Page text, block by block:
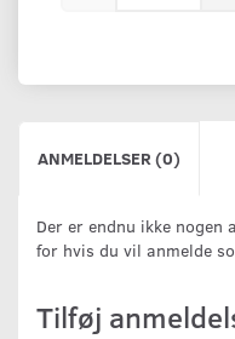
ANMELDELSER (0)
Der er endnu ikke
for hvis du vil anmelde
Tilføj